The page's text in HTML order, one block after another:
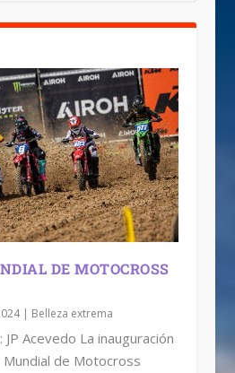
DE MOTOCROSS
| Belleza extrema
Acevedo La inauguración
de Motocross